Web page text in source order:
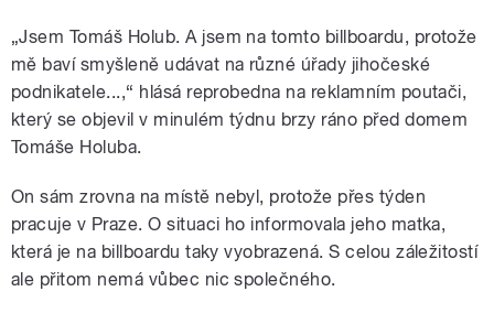
„Jsem Tomáš Holub. A jsem na tomto billboardu, protože
mě baví smyšleně udávat na různé úřady jihočeské
podnikatele...,“ hlásá reprobedna na reklamním poutači,
který se objevil v minulém týdnu brzy ráno před domem
Tomáše Holuba.
On sám zrovna na místě nebyl, protože přes týden
pracuje v Praze. O situaci ho informovala jeho matka,
která je na billboardu taky vyobrazená. S celou záležitostí
ale přitom nemá vůbec nic společného.